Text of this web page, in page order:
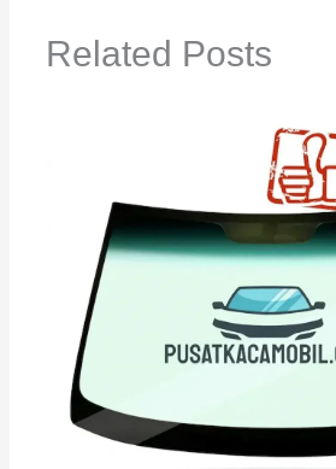
Related Posts